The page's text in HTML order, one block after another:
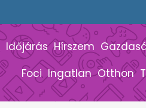
Időjárás Hírszem
Foci Ingatlan Otthon